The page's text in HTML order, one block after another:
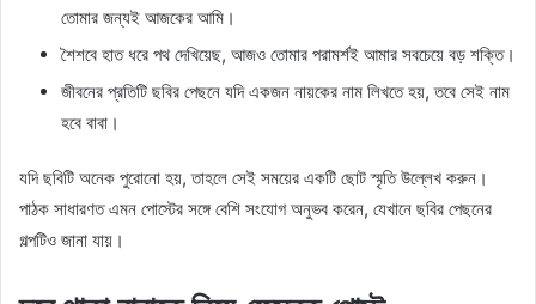
তোমার জন্যই আজকের আমি।
শৈশবে হাত ধরে পথ দেখিয়েছ, আজও তোমার পরামর্শই আমার সবচেয়ে বড় শক্তি।
জীবনের প্রতিটি ছবির পেছনে যদি একজন নায়কের নাম লিখতে হয়, তবে সেই নাম
হবে বাবা।
যদি ছবিটি অনেক পুরোনো হয়, তাহলে সেই সময়ের একটি ছোট স্মৃতি উল্লেখ করুন।
পাঠক সাধারণত এমন পোস্টের সঙ্গে বেশি সংযোগ অনুভব করেন, যেখানে ছবির পেছনের
গল্পটিও জানা যায়।